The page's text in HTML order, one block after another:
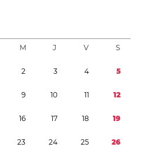
M J V S
2 3 4 5
9 10 11 12
16 17 18 19
23 24 25 26